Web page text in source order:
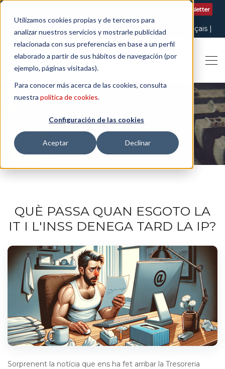
Utilizamos cookies propias y de terceros para
analizar nuestros servicios y mostrarle publicidad
relacionada con sus preferencias en base a un perfil
elaborado a partir de sus hábitos de navegación (por
ejemplo, páginas visitadas).
Para conocer más acerca de las cookies, consulta
nuestra política de cookies.
Configuración de las cookies
Aceptar Declinar
Subscriu-te al nostre Newsletter
Català
English Español Français
Italiano
THE ART OF BEING LEGAL
QUÈ PASSA QUAN ESGOTO LA
IT I L'INSS DENEGA TARD LA IP?
Sorprenent la notícia que ens ha fet arribar la Tresoreria